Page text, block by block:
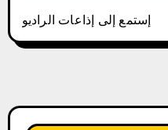
إستمع إلى إذاعات الراديو